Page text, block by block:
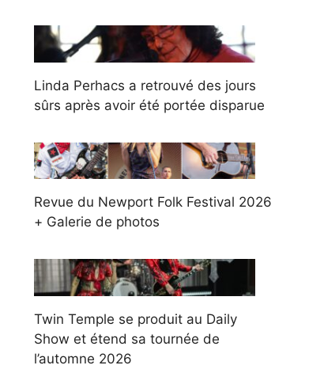
Linda Perhacs a retrouvé des jours
sûrs après avoir été portée disparue
Revue du Newport Folk Festival 2026
+ Galerie de photos
Twin Temple se produit au Daily
Show et étend sa tournée de
l’automne 2026